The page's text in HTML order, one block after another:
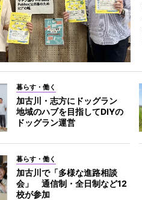
暮らす・働く
加古川・志方にドッグラン
地域のハブを目指してDIYの
ドッグラン運営
暮らす・働く
加古川で「多様な進路相談
会」 通信制・全日制など12
校が参加